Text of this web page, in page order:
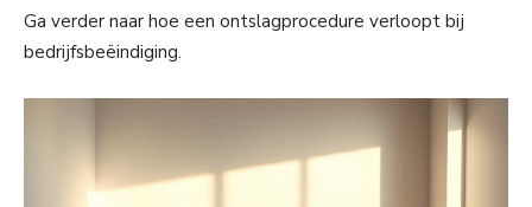
Ga verder naar hoe een ontslagprocedure verloopt bij
bedrijfsbeëindiging.